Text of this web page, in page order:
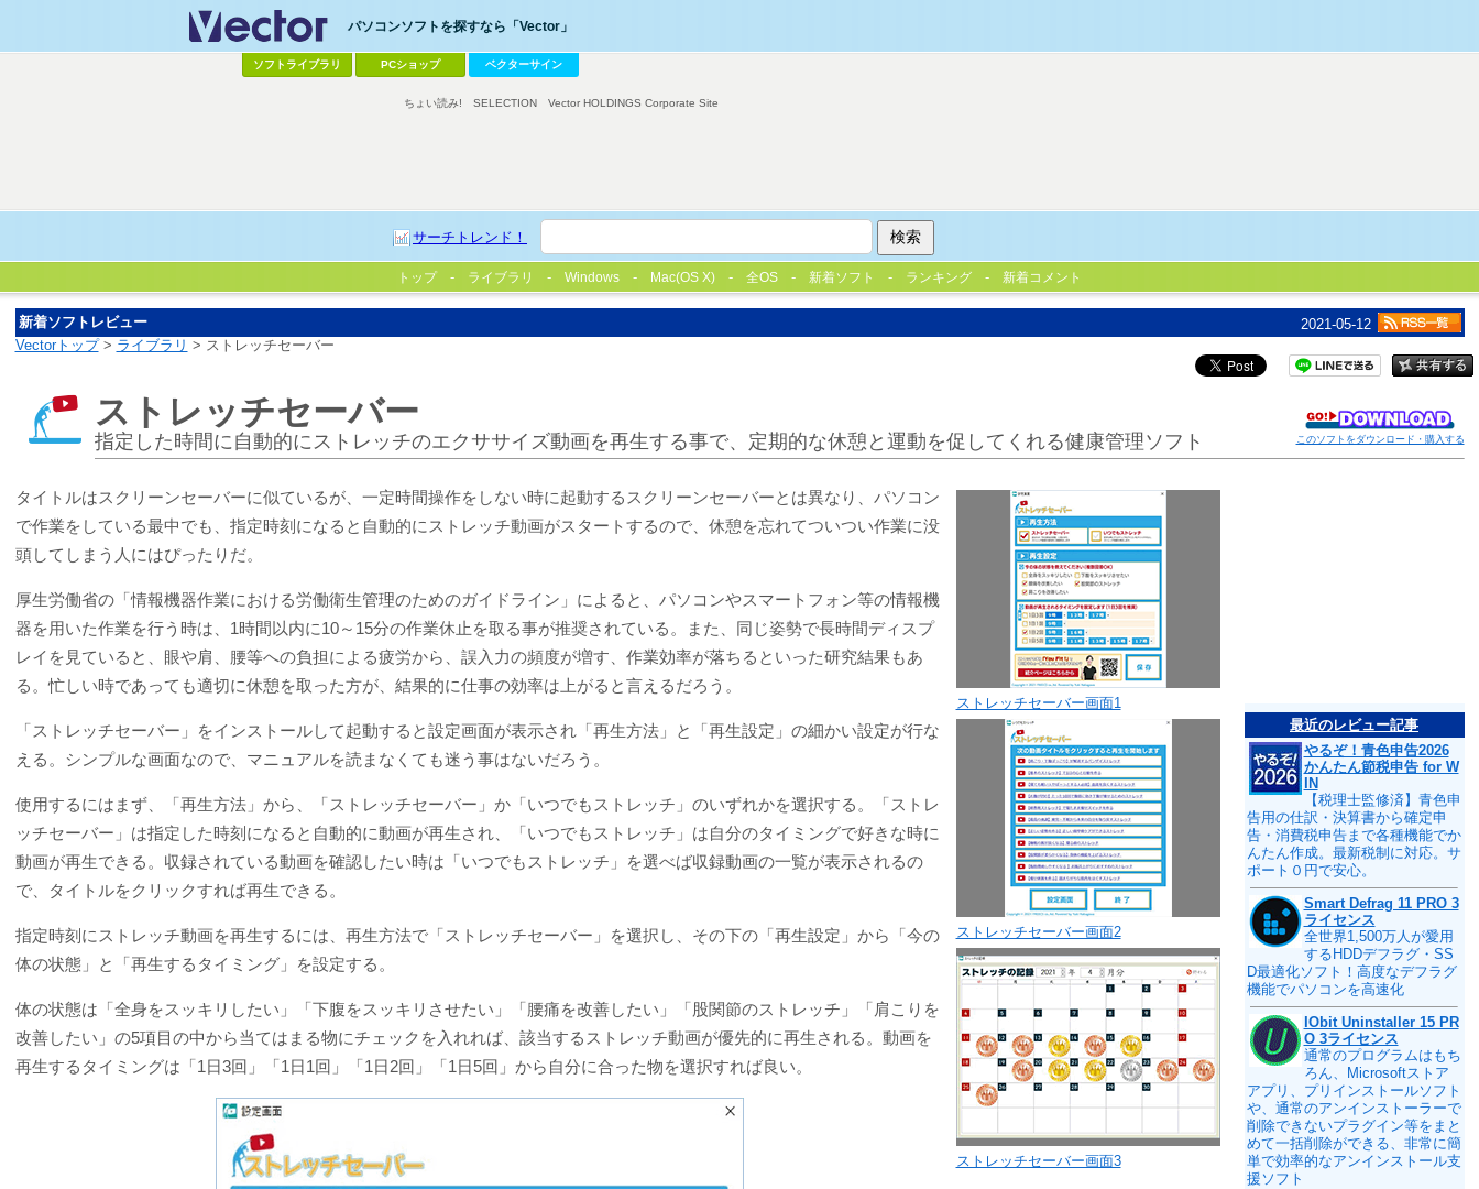
パソコンソフトを探すなら「Vector」
ソフトライブラリ PCショップ ベクターサイン
サーチトレンド！
ちょい読み! SELECTION Vector HOLDINGS Corporate Site
トップ ライブラリ Windows Mac(OS X) 全OS 新着ソフト ランキング 新着コメント
新着ソフトレビュー
2021-05-12
Vectorトップ> ライブラリ > ストレッチセーバー
このソフトをダウンロード・購入する
ストレッチセーバー
指定した時間に自動的にストレッチのエクササイズ動画を再生する事で、定期的な休憩と運動を促してくれる健康管理ソフト
ストレッチセーバー画面1
ストレッチセーバー画面2
ストレッチセーバー画面3
タイトルはスクリーンセーバーに似ているが、一定時間操作をしない時に起動するスクリーンセーバーとは異なり、パソコン
で作業をしている最中でも、指定時刻になると自動的にストレッチ動画がスタートするので、休憩を忘れてついつい作業に没
頭してしまう人にはぴったりだ。
厚生労働省の「情報機器作業における労働衛生管理のためのガイドライン」によると、パソコンやスマートフォン等の情報機
器を用いた作業を行う時は、1時間以内に10～15分の作業休止を取る事が推奨されている。また、同じ姿勢で長時間ディスプ
レイを見ていると、眼や肩、腰等への負担による疲労から、誤入力の頻度が増す、作業効率が落ちるといった研究結果もあ
る。忙しい時であっても適切に休憩を取った方が、結果的に仕事の効率は上がると言えるだろう。
「ストレッチセーバー」をインストールして起動すると設定画面が表示され「再生方法」と「再生設定」の細かい設定が行な
える。シンプルな画面なので、マニュアルを読まなくても迷う事はないだろう。
使用するにはまず、「再生方法」から、「ストレッチセーバー」か「いつでもストレッチ」のいずれかを選択する。「ストレ
ッチセーバー」は指定した時刻になると自動的に動画が再生され、「いつでもストレッチ」は自分のタイミングで好きな時に
動画が再生できる。収録されている動画を確認したい時は「いつでもストレッチ」を選べば収録動画の一覧が表示されるの
で、タイトルをクリックすれば再生できる。
指定時刻にストレッチ動画を再生するには、再生方法で「ストレッチセーバー」を選択し、その下の「再生設定」から「今の
体の状態」と「再生するタイミング」を設定する。
体の状態は「全身をスッキリしたい」「下腹をスッキリさせたい」「腰痛を改善したい」「股関節のストレッチ」「肩こりを
改善したい」の5項目の中から当てはまる物にチェックを入れれば、該当するストレッチ動画が優先的に再生される。動画を
再生するタイミングは「1日3回」「1日1回」「1日2回」「1日5回」から自分に合った物を選択すれば良い。
最近のレビュー記事
やるぞ！青色申告2026
かんたん節税申告 for W
IN
【税理士監修済】青色申
告用の仕訳・決算書から確定申
告・消費税申告まで各種機能でか
んたん作成。最新税制に対応。サ
ポート０円で安心。
Smart Defrag 11 PRO 3
ライセンス
全世界1,500万人が愛用
するHDDデフラグ・SS
D最適化ソフト！高度なデフラグ
機能でパソコンを高速化
IObit Uninstaller 15 PR
O 3ライセンス
通常のプログラムはもち
ろん、Microsoftストア
アプリ、プリインストールソフト
や、通常のアンインストーラーで
削除できないプラグイン等をまと
めて一括削除ができる、非常に簡
単で効率的なアンインストール支
援ソフト